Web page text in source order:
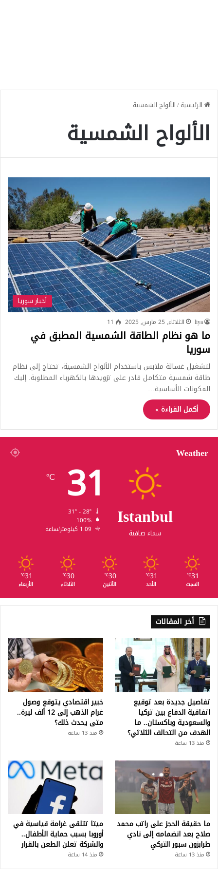
الرئيسية/الألواح الشمسية
الألواح الشمسية
أخبار سوريا
liya الثلاثاء, 25 مارس, 2025 11
ما هو نظام الطاقة الشمسية المطبق في
سوريا
لتشغيل غسالة ملابس باستخدام الألواح الشمسية، تحتاج إلى نظام
طاقة شمسية متكامل قادر على تزويدها بالكهرباء المطلوبة. إليك
المكونات الأساسية…
أكمل القراءة »
Weather
Istanbul
سماء صافية
31
℃
100%
1.09 كيلومتر/ساعة
31
℃
السبت
31
℃
الأحد
30
℃
الأثنين
30
℃
الثلاثاء
31
℃
الأربعاء
أخر المقالات
تفاصيل جديدة بعد توقيع
اتفاقية الدفاع بين تركيا
والسعودية وباكستان.. ما
الهدف من التحالف الثلاثي؟
منذ 13 ساعة
خبير اقتصادي يتوقع وصول
غرام الذهب إلى 12 ألف ليرة..
متى يحدث ذلك؟
منذ 13 ساعة
ما حقيقة الحجز على راتب محمد
صلاح بعد انضمامه إلى نادي
طرابزون سبور التركي
منذ 13 ساعة
ميتا تتلقى غرامة قياسية في
أوروبا بسبب حماية الأطفال..
والشركة تعلن الطعن بالقرار
منذ 14 ساعة